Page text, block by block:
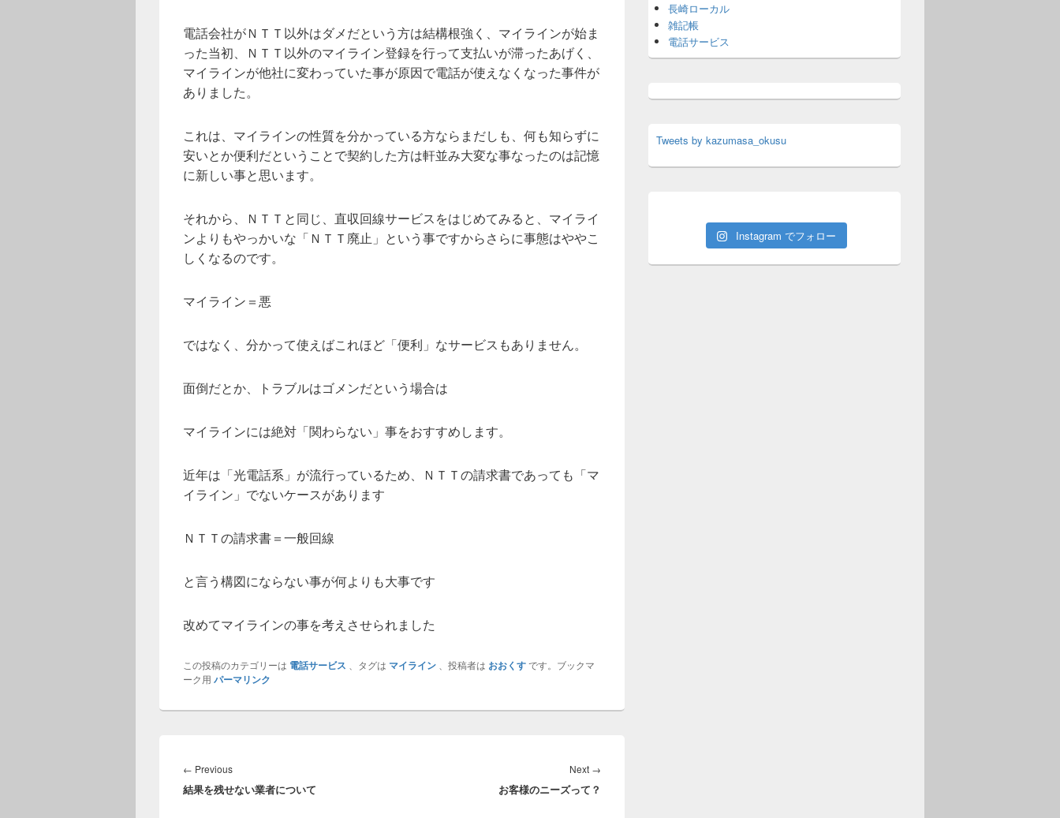
電話会社がＮＴＴ以外はダメだという方は結構根強く、マイラインが始ま
った当初、ＮＴＴ以外のマイライン登録を行って支払いが滞ったあげく、
マイラインが他社に変わっていた事が原因で電話が使えなくなった事件が
ありました。
これは、マイラインの性質を分かっている方ならまだしも、何も知らずに
安いとか便利だということで契約した方は軒並み大変な事なったのは記憶
に新しい事と思います。
それから、ＮＴＴと同じ、直収回線サービスをはじめてみると、マイライ
ンよりもやっかいな「ＮＴＴ廃止」という事ですからさらに事態はややこ
しくなるのです。
マイライン＝悪
ではなく、分かって使えばこれほど「便利」なサービスもありません。
面倒だとか、トラブルはゴメンだという場合は
マイラインには絶対「関わらない」事をおすすめします。
近年は「光電話系」が流行っているため、ＮＴＴの請求書であっても「マ
イライン」でないケースがあります
ＮＴＴの請求書＝一般回線
と言う構図にならない事が何よりも大事です
改めてマイラインの事を考えさせられました
この投稿のカテゴリーは 電話サービス 、タグは マイライン 、投稿者は おおくすです。ブックマ
ーク用 パーマリンク
稿
ナ
← PreviousPrevious
post:
結果を残せない業者について
Next →
お客様のニーズって？
長崎ローカル
雑記帳
電話サービス
Tweets by kazumasa_okusu
Instagram でフォロー